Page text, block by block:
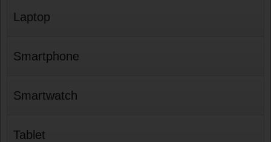
Laptop
Smartphone
Smartwatch
Tablet